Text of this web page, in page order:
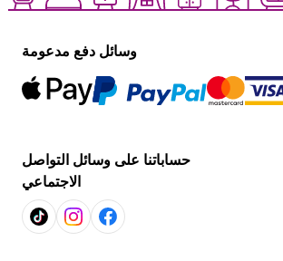
وسائل دفع مدعومة
حساباتنا على وسائل التواصل
الاجتماعي